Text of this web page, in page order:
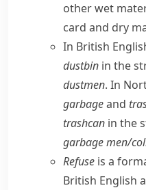
other wet
card and dry
In British
dustbin in the
dustmen. In
garbageand
trashcan in the
garbage men/​
Refuse is a
British English